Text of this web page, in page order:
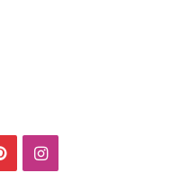
PinterestInstagram